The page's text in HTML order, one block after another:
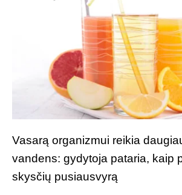
Vasarą organizmui reikia
vandens: gydytoja pataria, kaip
skysčių pusiausvyrą